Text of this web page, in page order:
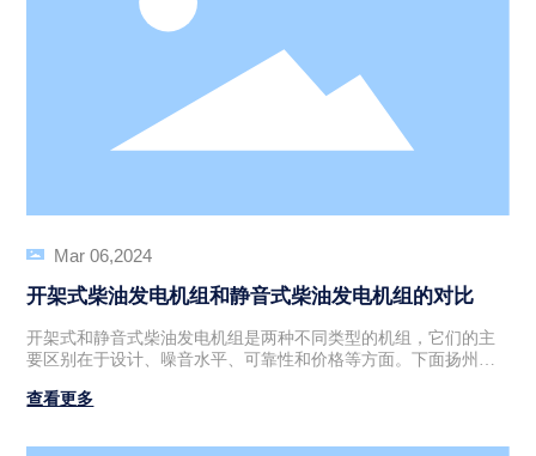
特别是，10KV高压发电机可以直接使用电网，因此，对电源设备
的投资将减少，使用将变得简单，故障率将减少。
Mar 06,2024
开架式柴油发电机组和静音式柴油发电机组的对比
开架式和静音式柴油发电机组是两种不同类型的机组，它们的主
要区别在于设计、噪音水平、可靠性和价格等方面。下面扬州福
发电机组 1、首先，开架式柴油发电机组通常是一种比较传统的发
以简单理解为普通款、标准款，好移动、重量轻； 2、这种设计使
查看更多